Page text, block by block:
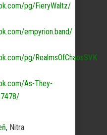
pg/FieryWaltz/
empyrion.band/
pg/RealmsOfChaosSVK
As-They-
, Nitra